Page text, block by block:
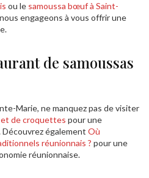
ou le samoussa bœuf à Saint-
engageons à vous offrir une
de samoussas
Marie, ne manquez pas de visiter
de croquettes pour une
également Où
réunionnais ? pour une
réunionnaise.